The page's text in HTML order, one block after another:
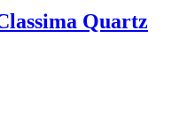
Quartz